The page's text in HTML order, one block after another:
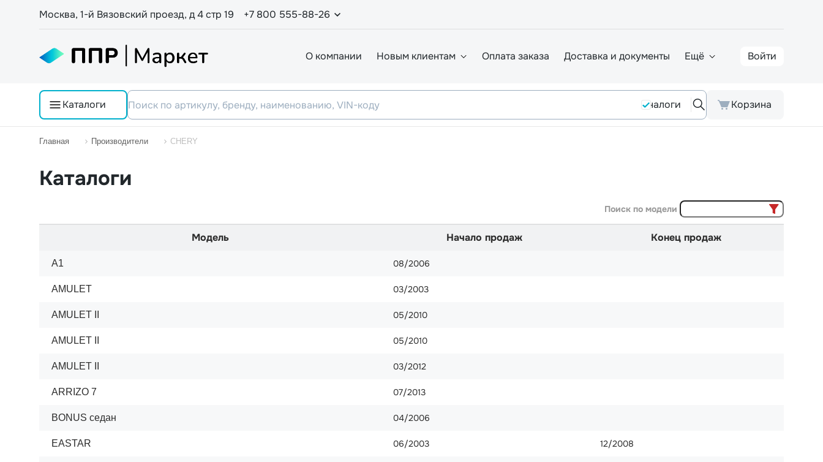
Москва, 1-й Вязовский проезд, д 4 стр 19 +7 800 555-88-26
О компании Новым клиентам Оплата заказа Доставка и документы Ещё Войти
Каталоги Аналоги Корзина
Главная Производители CHERY
Каталоги
Поиск по модели
Модель Начало продаж Конец продаж
A1 08/2006
AMULET 03/2003
AMULET II 05/2010
AMULET II 05/2010
AMULET II 03/2012
ARRIZO 7 07/2013
BONUS седан 04/2006
EASTAR 06/2003 12/2008